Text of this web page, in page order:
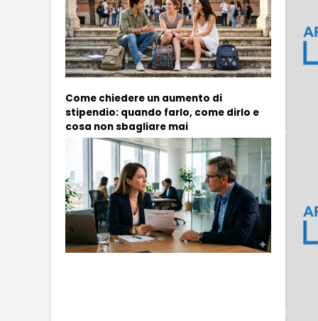
Come chiedere un aumento di
stipendio: quando farlo, come dirlo e
cosa non sbagliare mai